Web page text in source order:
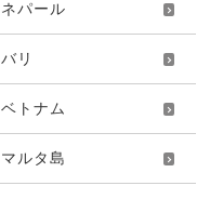
ネパール
バリ
ベトナム
マルタ島